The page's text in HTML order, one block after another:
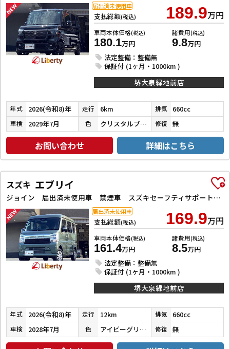
支払総額(税込) 189.9万円
車両本体価格(税込)
180.1万円
諸費用(税込)
9.8万円
法定整備：整備無
保証付 (1ヶ月・1000km )
届出済未使用車
堺大泉緑地前店
年式 2026(令和8)年 走行 6km 排気 660cc
車検 2029年7月 色 クリスタルブラックパール 修復 無
お問い合わせ 詳細はこちら
スズキ エブリイ
ジョイン 届出済未使用車 禁煙車 スズキセーフティサポート LEDヘッドライト 両側スライドドア スマートキー プッシュスタート 障害物センサー 運転席シートヒーター 電動格納ミラー
支払総額(税込) 169.9万円
車両本体価格(税込)
161.4万円
諸費用(税込)
8.5万円
法定整備：整備無
保証付 (1ヶ月・1000km )
届出済未使用車
堺大泉緑地前店
年式 2026(令和8)年 走行 12km 排気 660cc
車検 2028年7月 色 アイビーグリーンメタリック 修復 無